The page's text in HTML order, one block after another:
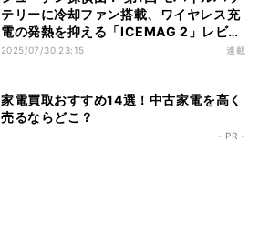
テリーに冷却ファン搭載、ワイヤレス充
電の発熱を抑える「ICEMAG 2」レビュ
ー
2025/07/30 23:15 連載
家電買取おすすめ14選！中古家電を高く
売るならどこ？
- PR -